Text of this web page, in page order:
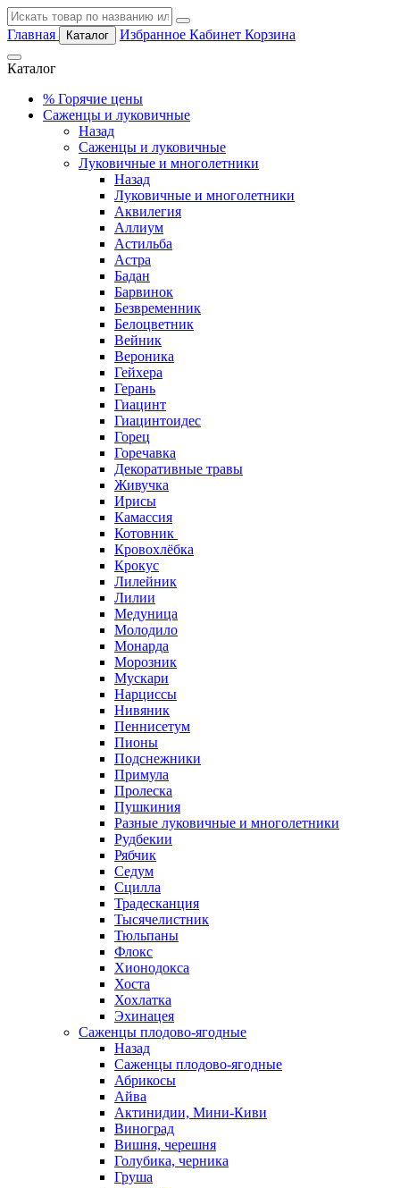
Главная Каталог Избранное Кабинет Корзина
Каталог
% Горячие цены
Саженцы и луковичные
Назад
Саженцы и луковичные
Луковичные и многолетники
Назад
Луковичные и многолетники
Аквилегия
Аллиум
Астильба
Астра
Бадан
Барвинок
Безвременник
Белоцветник
Вейник
Вероника
Гейхера
Герань
Гиацинт
Гиацинтоидес
Горец
Горечавка
Декоративные травы
Живучка
Ирисы
Камассия
Котовник
Кровохлёбка
Крокус
Лилейник
Лилии
Медуница
Молодило
Монарда
Морозник
Мускари
Нарциссы
Нивяник
Пеннисетум
Пионы
Подснежники
Примула
Пролеска
Пушкиния
Разные луковичные и многолетники
Рудбекии
Рябчик
Седум
Сцилла
Традесканция
Тысячелистник
Тюльпаны
Флокс
Хионодокса
Хоста
Хохлатка
Эхинацея
Саженцы плодово-ягодные
Назад
Саженцы плодово-ягодные
Абрикосы
Айва
Актинидии, Мини-Киви
Виноград
Вишня, черешня
Голубика, черника
Груша